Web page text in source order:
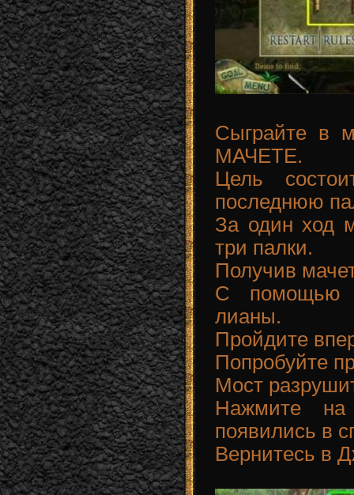
Сыграйте в
МАЧЕТЕ.
Цель
последнюю
За один ход
три палки.
Получив
С помощью
лианы.
Пройдите
Попробуйте
Мост
Нажмите
появились в
Вернитесь в